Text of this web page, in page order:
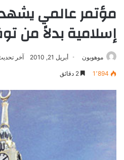
مؤتمر عالمي
إسلامية بدلاً من
موهوبون أبريل 21, 2010 آخر تحديث:
1٬894